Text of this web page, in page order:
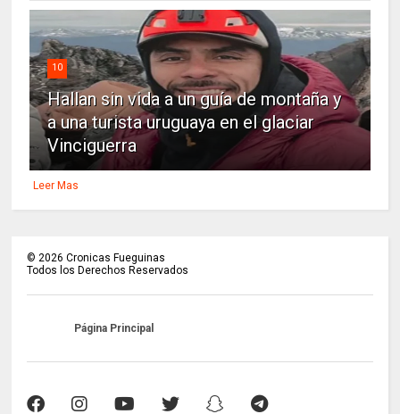
10
Hallan sin vida a un guía de montaña y
a una turista uruguaya en el glaciar
Vinciguerra
Leer Mas
© 2026 Cronicas Fueguinas
Todos los Derechos Reservados
Página Principal